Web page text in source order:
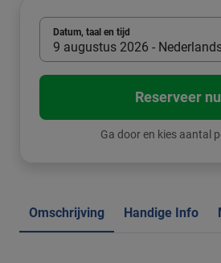
Datum, taal en tijd
9 augustus 2026 -
Reserveer
Ga door en kies aantal
Omschrijving Handige Info